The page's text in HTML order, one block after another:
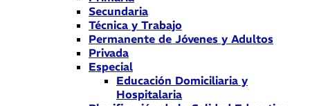
Secundaria
Técnica y Trabajo
Permanente de Jóvenes y Adultos
Privada
Especial
Educación Domiciliaria y
Hospitalaria